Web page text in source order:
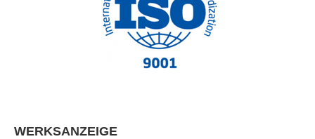
WERKSANZEIGE